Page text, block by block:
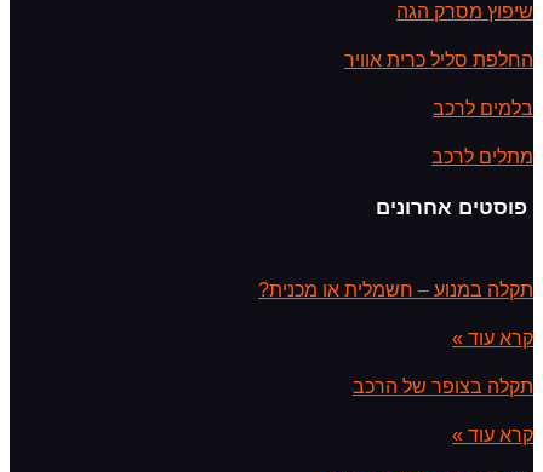
שיפוץ מסרק הגה
החלפת סליל כרית אוויר
בלמים לרכב
מתלים לרכב
פוסטים אחרונים
תקלה במנוע – חשמלית או מכנית?
קרא עוד »
תקלה בצופר של הרכב
קרא עוד »